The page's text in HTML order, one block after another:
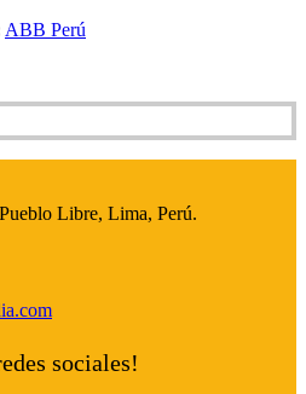
ABB Perú
Libre, Lima, Perú.
sociales!